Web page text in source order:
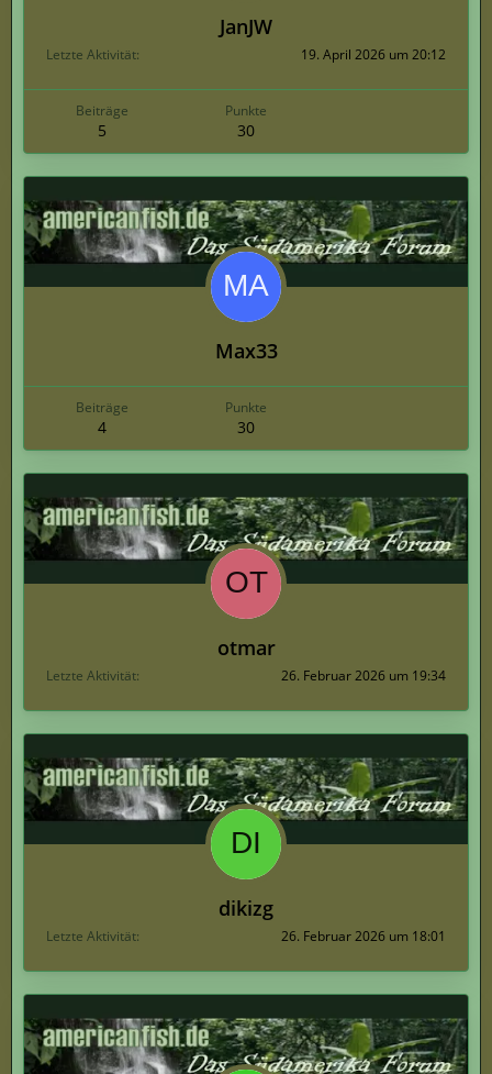
JanJW
Letzte Aktivität 19. April 2026 um 20:12
Beiträge
5
Punkte
30
Max33
Beiträge
4
Punkte
30
otmar
Letzte Aktivität 26. Februar 2026 um 19:34
dikizg
Letzte Aktivität 26. Februar 2026 um 18:01